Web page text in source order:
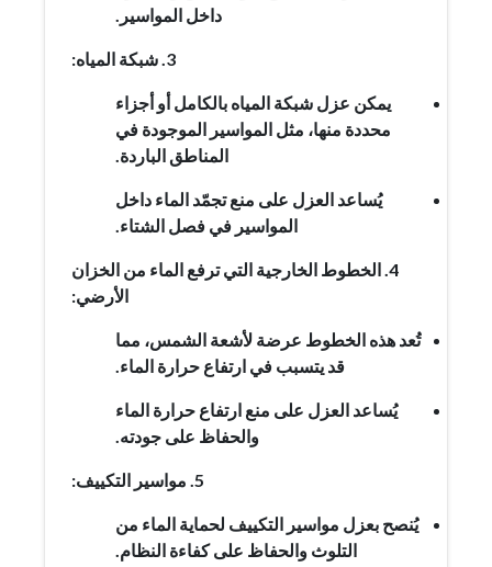
داخل المواسير.
3. شبكة المياه:
يمكن عزل شبكة المياه بالكامل أو أجزاء
محددة منها، مثل المواسير الموجودة في
المناطق الباردة.
يُساعد العزل على منع تجمّد الماء داخل
المواسير في فصل الشتاء.
4. الخطوط الخارجية التي ترفع الماء من الخزان
الأرضي:
تُعد هذه الخطوط عرضة لأشعة الشمس، مما
قد يتسبب في ارتفاع حرارة الماء.
يُساعد العزل على منع ارتفاع حرارة الماء
والحفاظ على جودته.
5. مواسير التكييف:
يُنصح بعزل مواسير التكييف لحماية الماء من
التلوث والحفاظ على كفاءة النظام.